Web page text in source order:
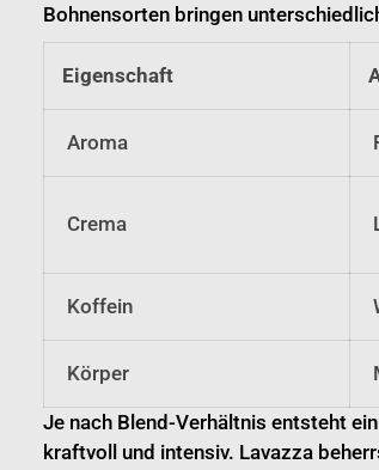
Bohnensorten bringen
Eigenschaft
Aroma
Crema
Koffein
Körper
Je nach Blend-Verhältnis entsteht
kraftvoll und intensiv. Lavazza